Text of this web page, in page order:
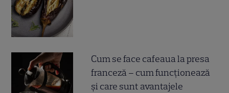
Cum se face cafeaua la presa
franceză – cum funcționează
și care sunt avantajele